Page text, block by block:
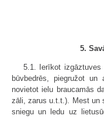
5.
5.1. Ierīkot izgāztuves
būvbedrēs, piegružot
novietot ielu braucamās
zāli, zarus u.t.t.). Mest un
sniegu un ledu uz